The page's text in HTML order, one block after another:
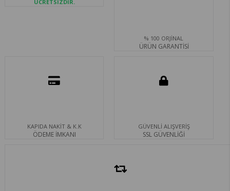
ÜCRETSİZDİR.
% 100 ORJİNAL
ÜRÜN GARANTİSİ
KAPIDA NAKİT & K.K
ÖDEME İMKANI
GÜVENLİ ALIŞVERİŞ
SSL GÜVENLİĞİ